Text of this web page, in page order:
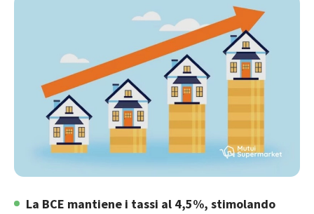
La BCE mantiene i tassi al 4,5%, stimolando